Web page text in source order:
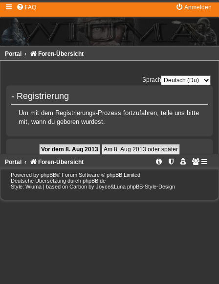
FAQ Anmelden
Portal Foren-Übersicht
Sprache:
- Registrierung
Um mit dem Registrierungs-Prozess fortzufahren, teile uns bitte
mit, wann du geboren wurdest.
Portal Foren-Übersicht
Powered by phpBB® Forum Software © phpBB Limited
Deutsche Übersetzung durch phpBB.de
Style: Wiuma | based on Carbon by Joyce&Luna phpBB-Style-Design